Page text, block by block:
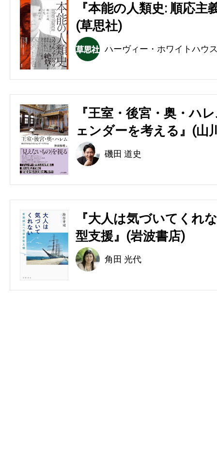
『本能の人類史: 順応
(草思社)
ハーヴィー・ホワイトハウ
『王室・後宮・奥・ハ
ェンダーを考える』(山
磯田 道史
『大人は気づいてくれ
型支援』(岩波書店)
角田 光代